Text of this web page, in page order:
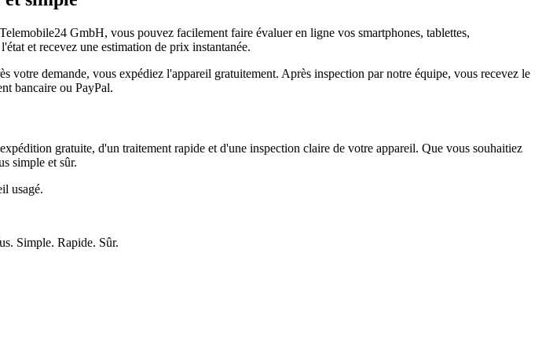
GmbH, vous pouvez facilement faire évaluer en ligne vos smartphones, tablettes,
et recevez une estimation de prix instantanée.
demande, vous expédiez l'appareil gratuitement. Après inspection par notre équipe, vous recevez le
bancaire ou PayPal.
gratuite, d'un traitement rapide et d'une inspection claire de votre appareil. Que vous souhaitiez
simple et sûr.
usagé.
Simple. Rapide. Sûr.